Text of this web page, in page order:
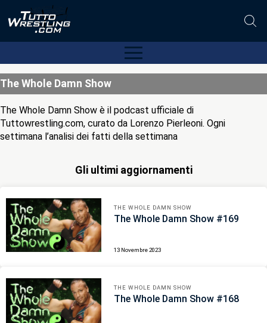
The Whole Damn Show
The Whole Damn Show è il podcast ufficiale di
Tuttowrestling.com, curato da Lorenzo Pierleoni. Ogni
settimana l’analisi dei fatti della settimana
Gli ultimi aggiornamenti
THE WHOLE DAMN SHOW
The Whole Damn Show #169
13 Novembre 2023
THE WHOLE DAMN SHOW
The Whole Damn Show #168